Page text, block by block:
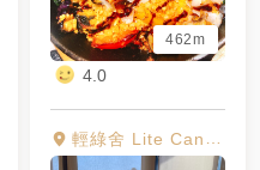
462m
4.0
輕綠舍 Lite Canteen（水利會1F）